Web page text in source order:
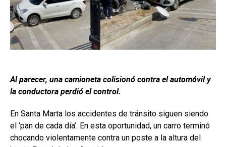
Al parecer, una camioneta colisionó contra el automóvil y
la conductora perdió el control.
En Santa Marta los accidentes de tránsito siguen siendo
el ‘pan de cada día’. En esta oportunidad, un carro terminó
chocando violentamente contra un poste a la altura del